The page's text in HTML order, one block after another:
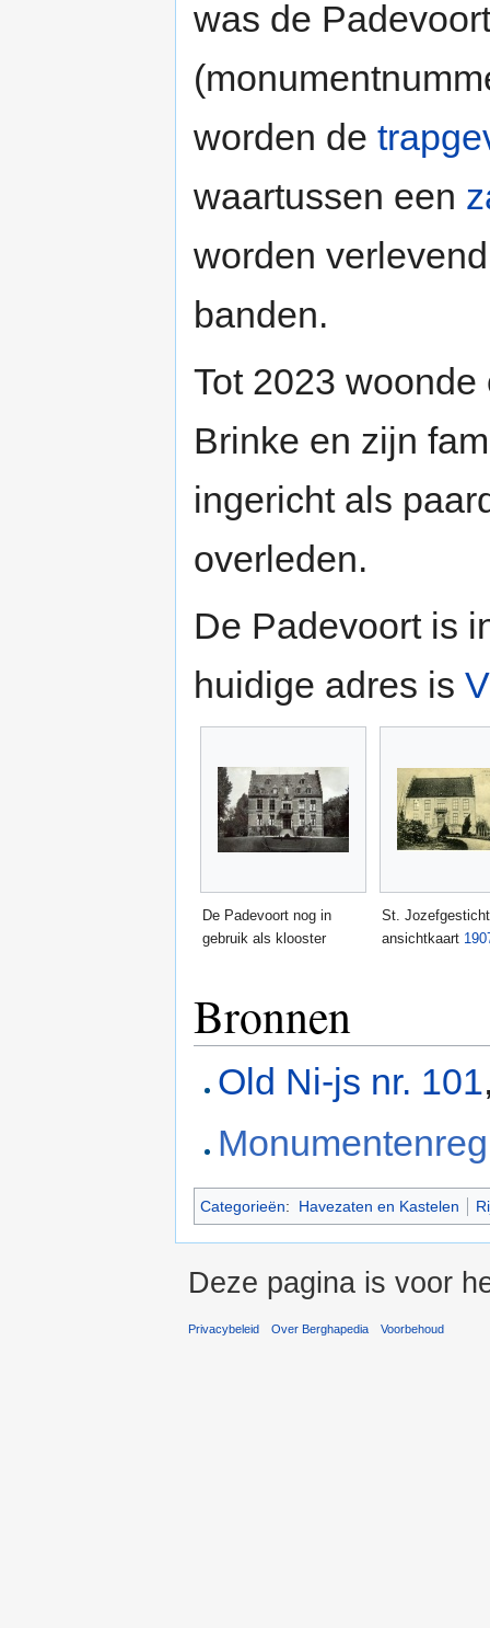
was de
worden de
waartussen een
worden
banden.
Tot 2023
Brinke en zijn
ingericht als
overleden.
De Padevoort is
huidige adres is
De Padevoort nog in
gebruik als klooster
St.
ansichtkaart
Bronnen
Old Ni-js nr. 101
Categorieën: Havezaten en Kastelen
Deze pagina is voor
Privacybeleid Over Berghapedia Voorbehoud